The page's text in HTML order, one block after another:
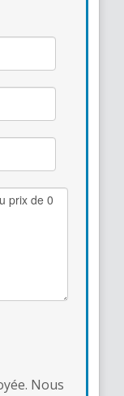
Nous